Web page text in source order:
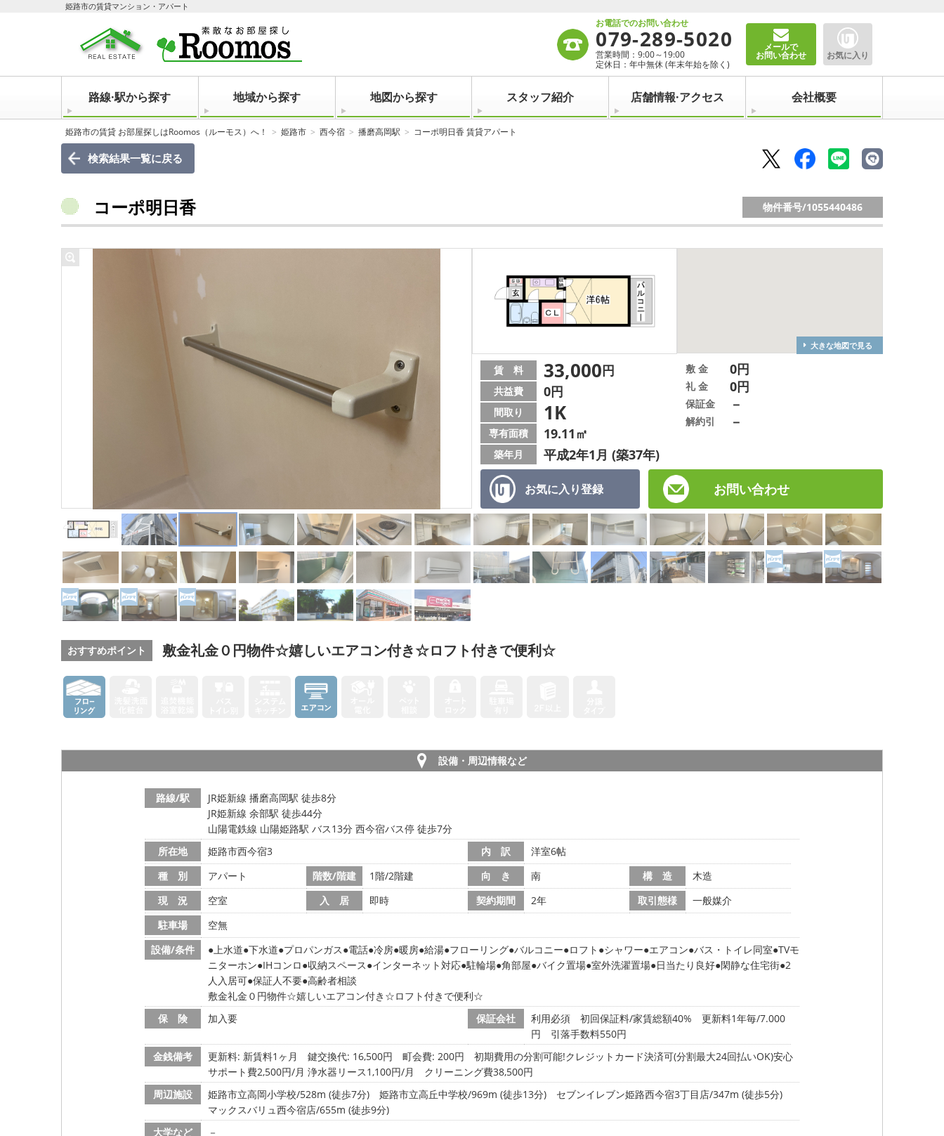
姫路市の賃貸マンション・アパート
お電話でのお問い合わせ
079-289-5020
営業時間：9:00～19:00
定休日：年中無休 (年末年始を除く)
メールで
お問い合わせ お気に入り
路線·駅から探す 地域から探す 地図から探す スタッフ紹介 店舗情報·アクセス 会社概要
姫路市の賃貸 お部屋探しはRoomos（ルーモス）へ！ 姫路市 西今宿 播磨高岡駅 コーポ明日香 賃貸アパート
検索結果一覧に戻る
コーポ明日香 物件番号/1055440486
大きな地図で見る
お気に入り登録 お問い合わせ
賃 料 33,000円
共益費 0円
間取り 1K
専有面積 19.11㎡
築年月 平成2年1月 (築37年)
敷 金 0円
礼 金 0円
保証金 －
解約引 －
おすすめポイント 敷金礼金０円物件☆嬉しいエアコン付き☆ロフト付きで便利☆
設備・周辺情報など
路線/駅
JR姫新線 播磨高岡駅 徒歩8分
JR姫新線 余部駅 徒歩44分
山陽電鉄線 山陽姫路駅 バス13分 西今宿バス停 徒歩7分
所在地
姫路市西今宿3 内 訳
洋室6帖
種 別
アパート 階数/階建 1階/2階建 向 き 南 構 造
木造
現 況
空室 入 居 即時 契約期間 2年 取引態様
一般媒介
駐車場
空無
設備/条件
上水道 下水道 プロパンガス 電話 冷房 暖房 給湯 フローリング バルコニー ロフト シャワー エアコン バス・トイレ同室 TVモ
ニターホン IHコンロ 収納スペース インターネット対応 駐輪場 角部屋 バイク置場 室外洗濯置場 日当たり良好 閑静な住宅街 2
人入居可 保証人不要 高齢者相談
敷金礼金０円物件☆嬉しいエアコン付き☆ロフト付きで便利☆
保 険
加入要 保証会社
利用必須 初回保証料/家賃総額40% 更新料1年毎/7.000
円 引落手数料550円
金銭備考
更新料: 新賃料1ヶ月 鍵交換代: 16,500円 町会費: 200円
初期費用の分割可能!クレジットカード決済可(分割最大24回払いOK)安心
サポート費2,500円/月 浄水器リース1,100円/月 クリーニング費38,500円
周辺施設
姫路市立高岡小学校/528m (徒歩7分) 姫路市立高丘中学校/969m (徒歩13分)
セブンイレブン姫路西今宿3丁目店/347m (徒歩5分)
マックスバリュ西今宿店/655m (徒歩9分)
大学など
－